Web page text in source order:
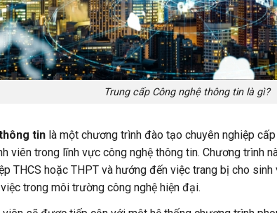
Trung cấp Công nghệ thông tin là gì?
tinlà một chương trình đào tạo chuyên nghiệp
viên trong lĩnh vực công nghệ thông tin. Chương trình
THCS hoặc THPT và hướng đến việc trang bị cho
trong môi trường công nghệ hiện đại.